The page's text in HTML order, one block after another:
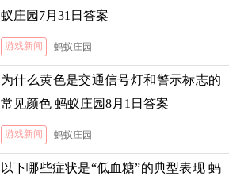
蚁庄园7月31日答案
游戏新闻 蚂蚁庄园
为什么黄色是交通信号灯和警示标志的
常见颜色 蚂蚁庄园8月1日答案
游戏新闻 蚂蚁庄园
以下哪些症状是“低血糖”的典型表现 蚂